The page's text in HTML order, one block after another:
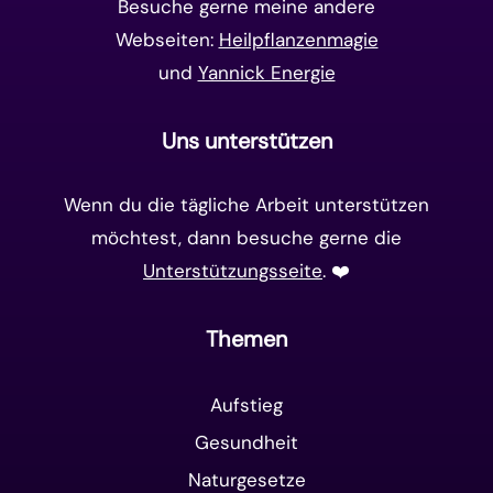
Besuche gerne meine andere
Webseiten: Heilpflanzenmagie
und Yannick Energie
Uns unterstützen
Wenn du die tägliche Arbeit unterstützen
möchtest, dann besuche gerne die
Unterstützungsseite. ❤️️
Themen
Aufstieg
Gesundheit
Naturgesetze